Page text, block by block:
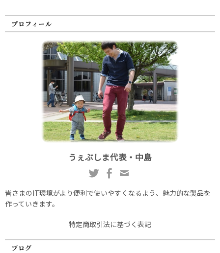
プロフィール
うぇぶしま代表・中島
皆さまのIT環境がより便利で使いやすくなるよう、魅力的な製品を
作っていきます。
特定商取引法に基づく表記
ブログ